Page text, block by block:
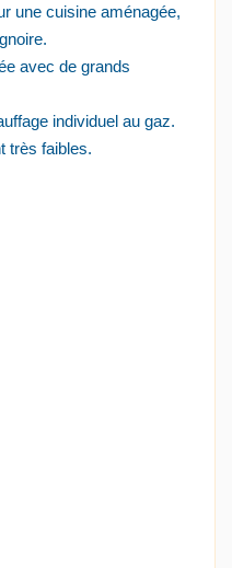
une cuisine aménagée,
avec de grands
individuel au gaz.
très faibles.